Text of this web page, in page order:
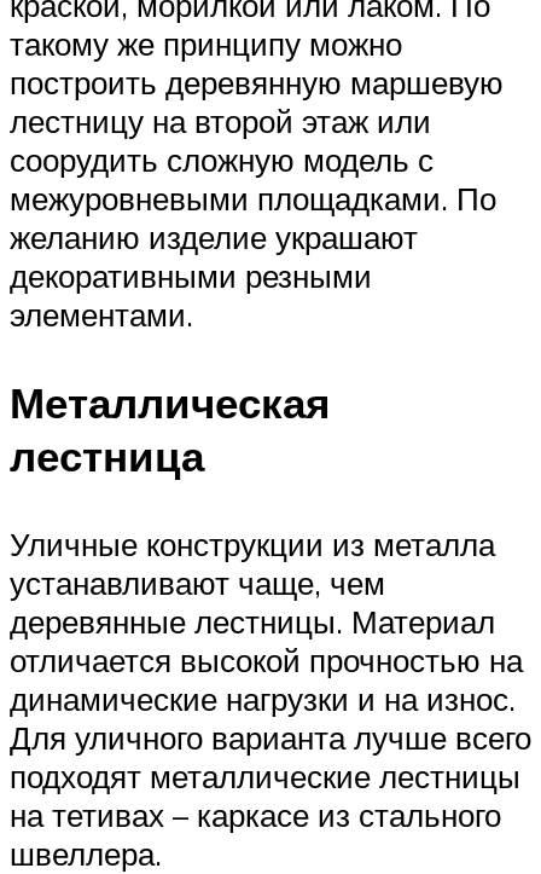
такому же принципу можно
построить деревянную маршевую
лестницу на второй этаж или
соорудить сложную модель с
межуровневыми площадками. По
желанию изделие украшают
декоративными резными
элементами.
Металлическая
лестница
Уличные конструкции из металла
устанавливают чаще, чем
деревянные лестницы. Материал
отличается высокой прочностью на
динамические нагрузки и на износ.
Для уличного варианта лучше всего
подходят металлические лестницы
на тетивах – каркасе из стального
швеллера.